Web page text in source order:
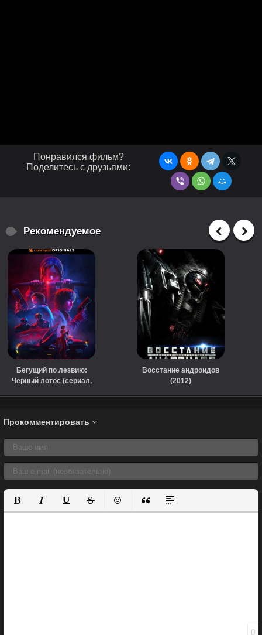
Понравился фильм?
Поделитесь с друзьями:
Рекомендуемое
Бегущий по лезвию:
Чёрный лотос (сериал,
Восстание андроидов
(2012)
Прокомментировать
Полужирный
КурсивПодчеркнутый
ЗачеркнутыйВставить смайлик
Вставка цитаты
Вставка спойлера
0